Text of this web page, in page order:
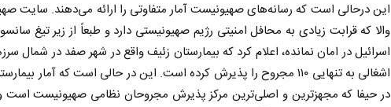
این درحالی است که رسانه‌های صهیونیست آمار متفاوتی را ارائه می‌دهند. سایت
والا که قرابت زیادی به محافل امنیتی رژیم صهیونیستی دارد و طبعاً از زیر تیغ
اسرائیل در امان نمانده، اعلام کرد که بیمارستان زئیف واقع در شهر صفد در شمال
اشغالی به تنهایی ۱۱۰ مجروح را پذیرش کرده است. این در حالی است که آمار
در حیفا که مجهزترین و اصلی‌ترین مرکز پذیرش مجروحان نظامی صهیونیست است و